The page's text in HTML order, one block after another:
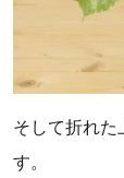
そして折れた
す。